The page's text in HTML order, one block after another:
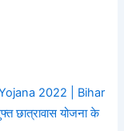
2022 | Bihar
योजना के